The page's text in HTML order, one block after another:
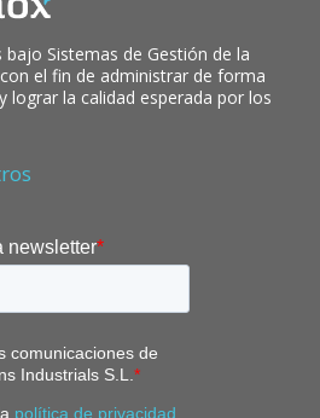
Sistemas de Gestión de la
el fin de administrar de forma
lograr la calidad esperada por los